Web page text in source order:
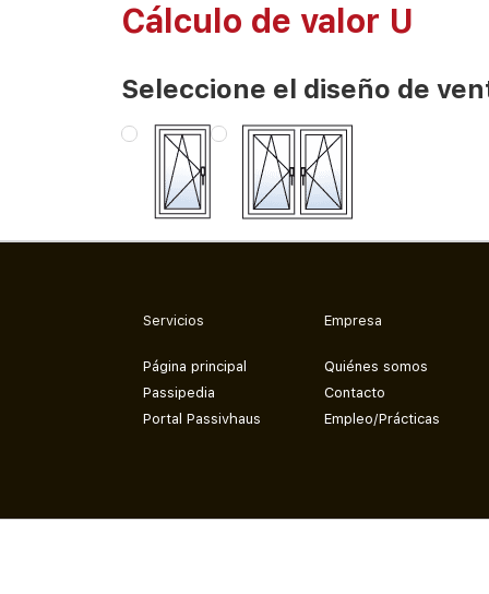
Cálculo de valor U
Seleccione el diseño de
Servicios
Página principal
Passipedia
Portal Passivhaus
Empresa
Quiénes somos
Contacto
Empleo/Prácticas